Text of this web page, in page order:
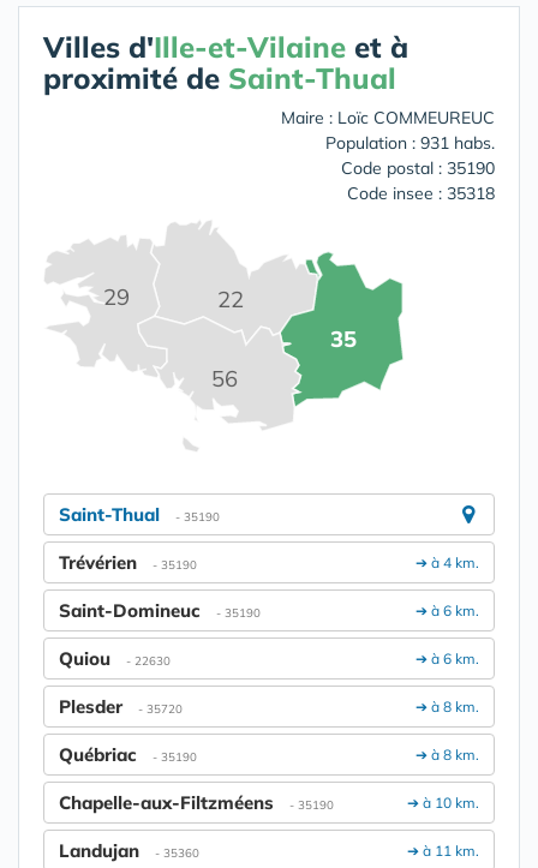
Villes d'Ille-et-Vilaine et à
proximité de Saint-Thual
Maire : Loïc COMMEUREUC
Population : 931 habs.
Code postal : 35190
Code insee : 35318
22
29
35
56
Saint-Thual - 35190
➔ à 4 km.
Trévérien - 35190
➔ à 6 km.
Saint-Domineuc - 35190
➔ à 6 km.
Quiou - 22630
➔ à 8 km.
Plesder - 35720
➔ à 8 km.
Québriac - 35190
➔ à 10 km.
Chapelle-aux-Filtzméens - 35190
➔ à 11 km.
Landujan - 35360